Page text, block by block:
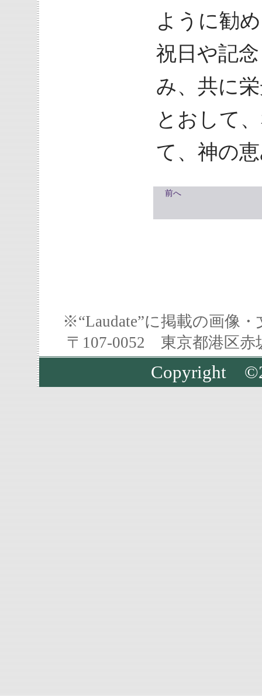
ように勧
祝日や記
み、共に
とおして
て、神の
前へ
※“Laudate”に掲載の画像
〒107-0052 東京都港区
Copyright